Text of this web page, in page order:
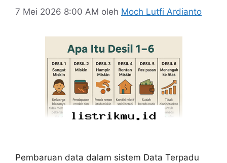
7 Mei 2026 8:00 AM oleh Moch Lutfi Ardianto
Pembaruan data dalam sistem Data Terpadu